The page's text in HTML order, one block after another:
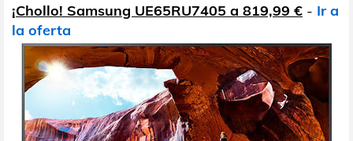
¡Chollo! Samsung UE65RU7405 a 819,99 € - Ir a
la oferta